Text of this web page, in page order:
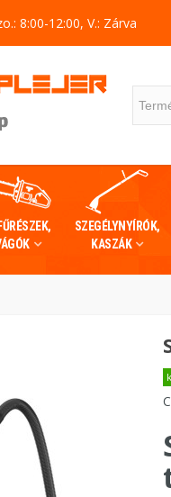
8:00-12:00, V.: Zárva
SZEGÉLYNYÍRÓK,
KASZÁK